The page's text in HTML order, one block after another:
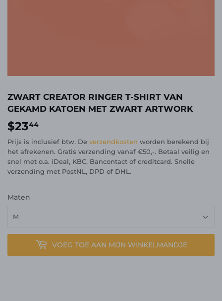
ZWART CREATOR RINGER T-SHIRT VAN
GEKAMD KATOEN MET ZWART ARTWORK
$2344
Prijs is inclusief btw. De verzendkosten worden berekend bij
het afrekenen. Gratis verzending vanaf €50,-. Betaal veilig en
snel met o.a. iDeal, KBC, Bancontact of creditcard. Snelle
verzending met PostNL, DPD of DHL.
Maten
VOEG TOE AAN MIJN WINKELMANDJE